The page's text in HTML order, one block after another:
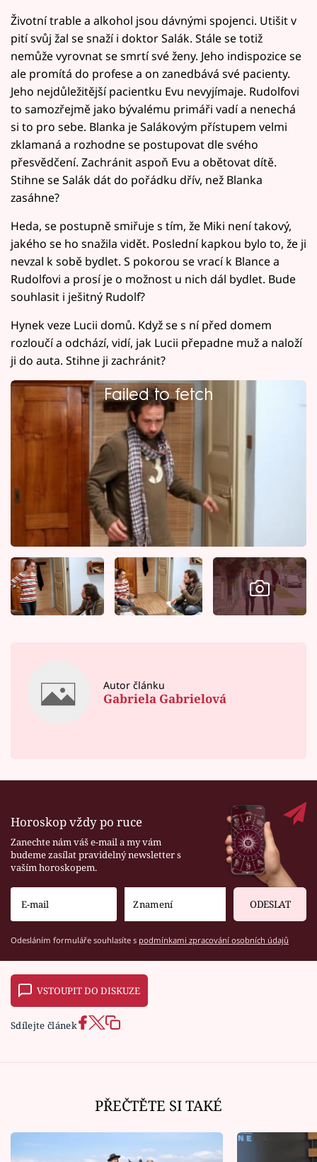
Životní trable a alkohol jsou dávnými spojenci. Utišit v
pití svůj žal se snaží i doktor Salák. Stále se totiž
nemůže vyrovnat se smrtí své ženy. Jeho indispozice se
ale promítá do profese a on zanedbává své pacienty.
Jeho nejdůležitější pacientku Evu nevyjímaje. Rudolfovi
to samozřejmě jako bývalému primáři vadí a nenechá
si to pro sebe. Blanka je Salákovým přístupem velmi
zklamaná a rozhodne se postupovat dle svého
přesvědčení. Zachránit aspoň Evu a obětovat dítě.
Stihne se Salák dát do pořádku dřív, než Blanka
zasáhne?
Heda, se postupně smiřuje s tím, že Miki není takový,
jakého se ho snažila vidět. Poslední kapkou bylo to, že ji
nevzal k sobě bydlet. S pokorou se vrací k Blance a
Rudolfovi a prosí je o možnost u nich dál bydlet. Bude
souhlasit i ješitný Rudolf?
Hynek veze Lucii domů. Když se s ní před domem
rozloučí a odchází, vidí, jak Lucii přepadne muž a naloží
ji do auta. Stihne ji zachránit?
Failed to fetch
Autor článku
Gabriela Gabrielová
Horoskop vždy po ruce
Zanechte nám váš e-mail a my vám
budeme zasílat pravidelný newsletter s
vaším horoskopem.
ODESLAT
Odesláním formuláře souhlasíte s podmínkami zpracování osobních údajů
VSTOUPIT DO DISKUZE
Sdílejte článek
PŘEČTĚTE SI TAKÉ